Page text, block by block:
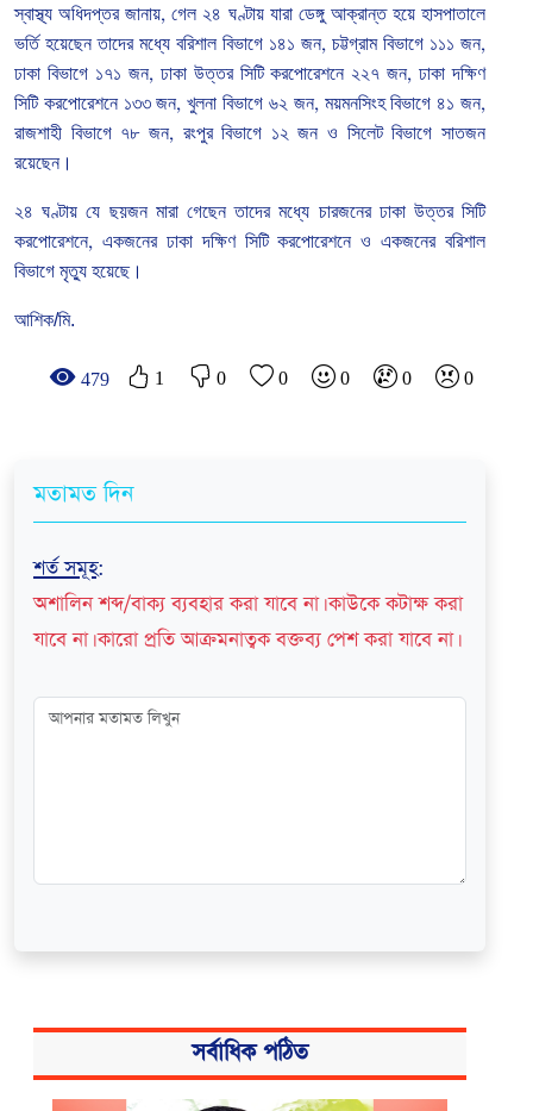
স্বাস্থ্য অধিদপ্তর জানায়,গেল ২৪ ঘণ্টায় যারা ডেঙ্গু আক্রান্ত হয়ে হাসপাতালে
ভর্তি হয়েছেন তাদের মধ্যে বরিশাল বিভাগে ১৪১ জন, চট্টগ্রাম বিভাগে ১১১ জন,
ঢাকা বিভাগে ১৭১ জন, ঢাকা উত্তর সিটি করপোরেশনে ২২৭ জন,ঢাকা দক্ষিণ
সিটি করপোরেশনে ১৩৩ জন,খুলনা বিভাগে ৬২ জন, ময়মনসিংহ বিভাগে ৪১ জন,
রাজশাহী বিভাগে ৭৮ জন, রংপুর বিভাগে ১২ জন ও সিলেট বিভাগে সাতজন
রয়েছেন।
২৪ ঘণ্টায় যে ছয়জন মারা গেছেন তাদের মধ্যে চারজনের ঢাকা উত্তর সিটি
করপোরেশনে, একজনের ঢাকা দক্ষিণ সিটি করপোরেশনে ও একজনের বরিশাল
বিভাগে মৃত্যু হয়েছে।
আশিক/মি.
479 1 0 0 0 0 0
মতামত দিন
শর্ত সমূহ:
অশালিন শব্দ/বাক্য ব্যবহার করা যাবে না। কাউকে কটাক্ষ করা
যাবে না। কারো প্রতি আক্রমনাত্বক বক্তব্য পেশ করা যাবে না।
সর্বাধিক পঠিত